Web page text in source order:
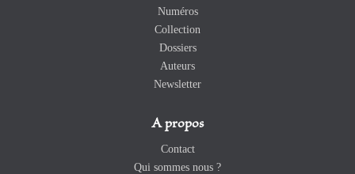
Numéros
Collection
Dossiers
Auteurs
Newsletter
A propos
Contact
Qui sommes nous ?